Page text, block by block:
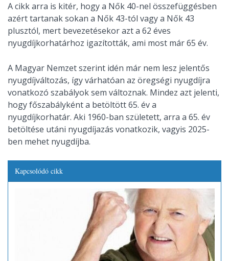
A cikk arra is kitér, hogy a Nők 40-nel összefüggésben
azért tartanak sokan a Nők 43-tól vagy a Nők 43
plusztól, mert bevezetésekor azt a 62 éves
nyugdíjkorhatárhoz igazították, ami most már 65 év.
A Magyar Nemzet szerint idén már nem lesz jelentős
nyugdíjváltozás, így várhatóan az öregségi nyugdíjra
vonatkozó szabályok sem változnak. Mindez azt jelenti,
hogy főszabályként a betöltött 65. év a
nyugdíjkorhatár. Aki 1960-ban született, arra a 65. év
betöltése utáni nyugdíjazás vonatkozik, vagyis 2025-
ben mehet nyugdíjba.
Kapcsolódó cikk